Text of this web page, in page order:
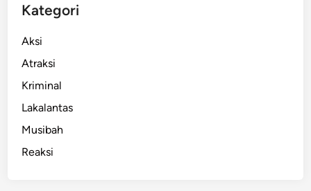
Kategori
Aksi
Atraksi
Kriminal
Lakalantas
Musibah
Reaksi